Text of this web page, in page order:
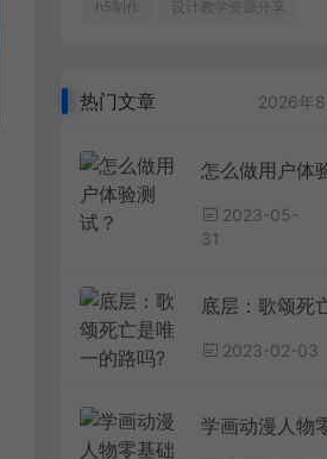
h5制作 设计教学资源分享
热门文章 2026年
怎么做用户体
2023-05-
31
2023-02-03